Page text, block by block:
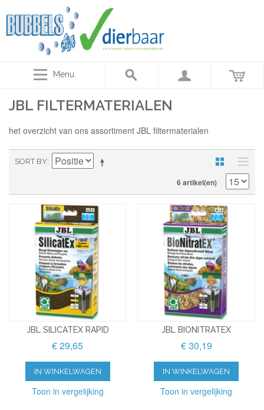
Menu
JBL FILTERMATERIALEN
het overzicht van ons assortiment JBL filtermaterialen
SORT BY
6 artikel(en)
JBL SILICATEX RAPID
€ 29,65
IN WINKELWAGEN
Toon in vergelijking
JBL BIONITRATEX
€ 30,19
IN WINKELWAGEN
Toon in vergelijking